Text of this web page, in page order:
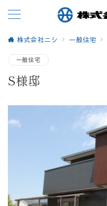
株式会社ニシ 一般住宅
一般住宅
S様邸